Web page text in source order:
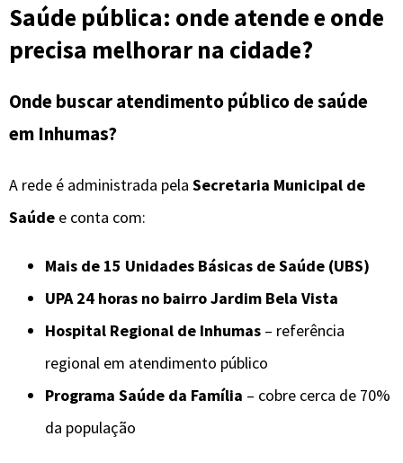
Saúde pública: onde atende e onde
precisa melhorar na cidade?
Onde buscar atendimento público de saúde
em Inhumas?
A rede é administrada pela Secretaria Municipal de
Saúde e conta com:
Mais de 15 Unidades Básicas de Saúde (UBS)
UPA 24 horas no bairro Jardim Bela Vista
Hospital Regional de Inhumas – referência
regional em atendimento público
Programa Saúde da Família – cobre cerca de 70%
da população